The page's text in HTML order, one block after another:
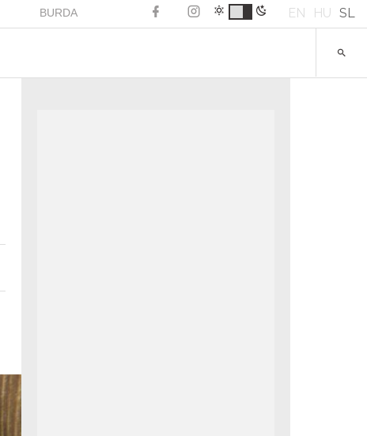
BURDA EN HU SL